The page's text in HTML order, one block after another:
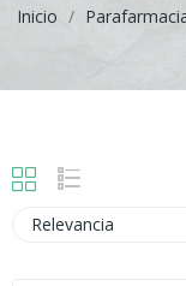
Inicio
Relevancia